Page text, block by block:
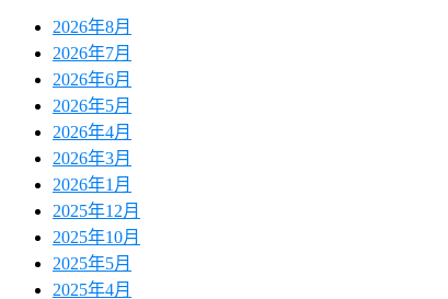
2026年8月
2026年7月
2026年6月
2026年5月
2026年4月
2026年3月
2026年1月
2025年12月
2025年10月
2025年5月
2025年4月